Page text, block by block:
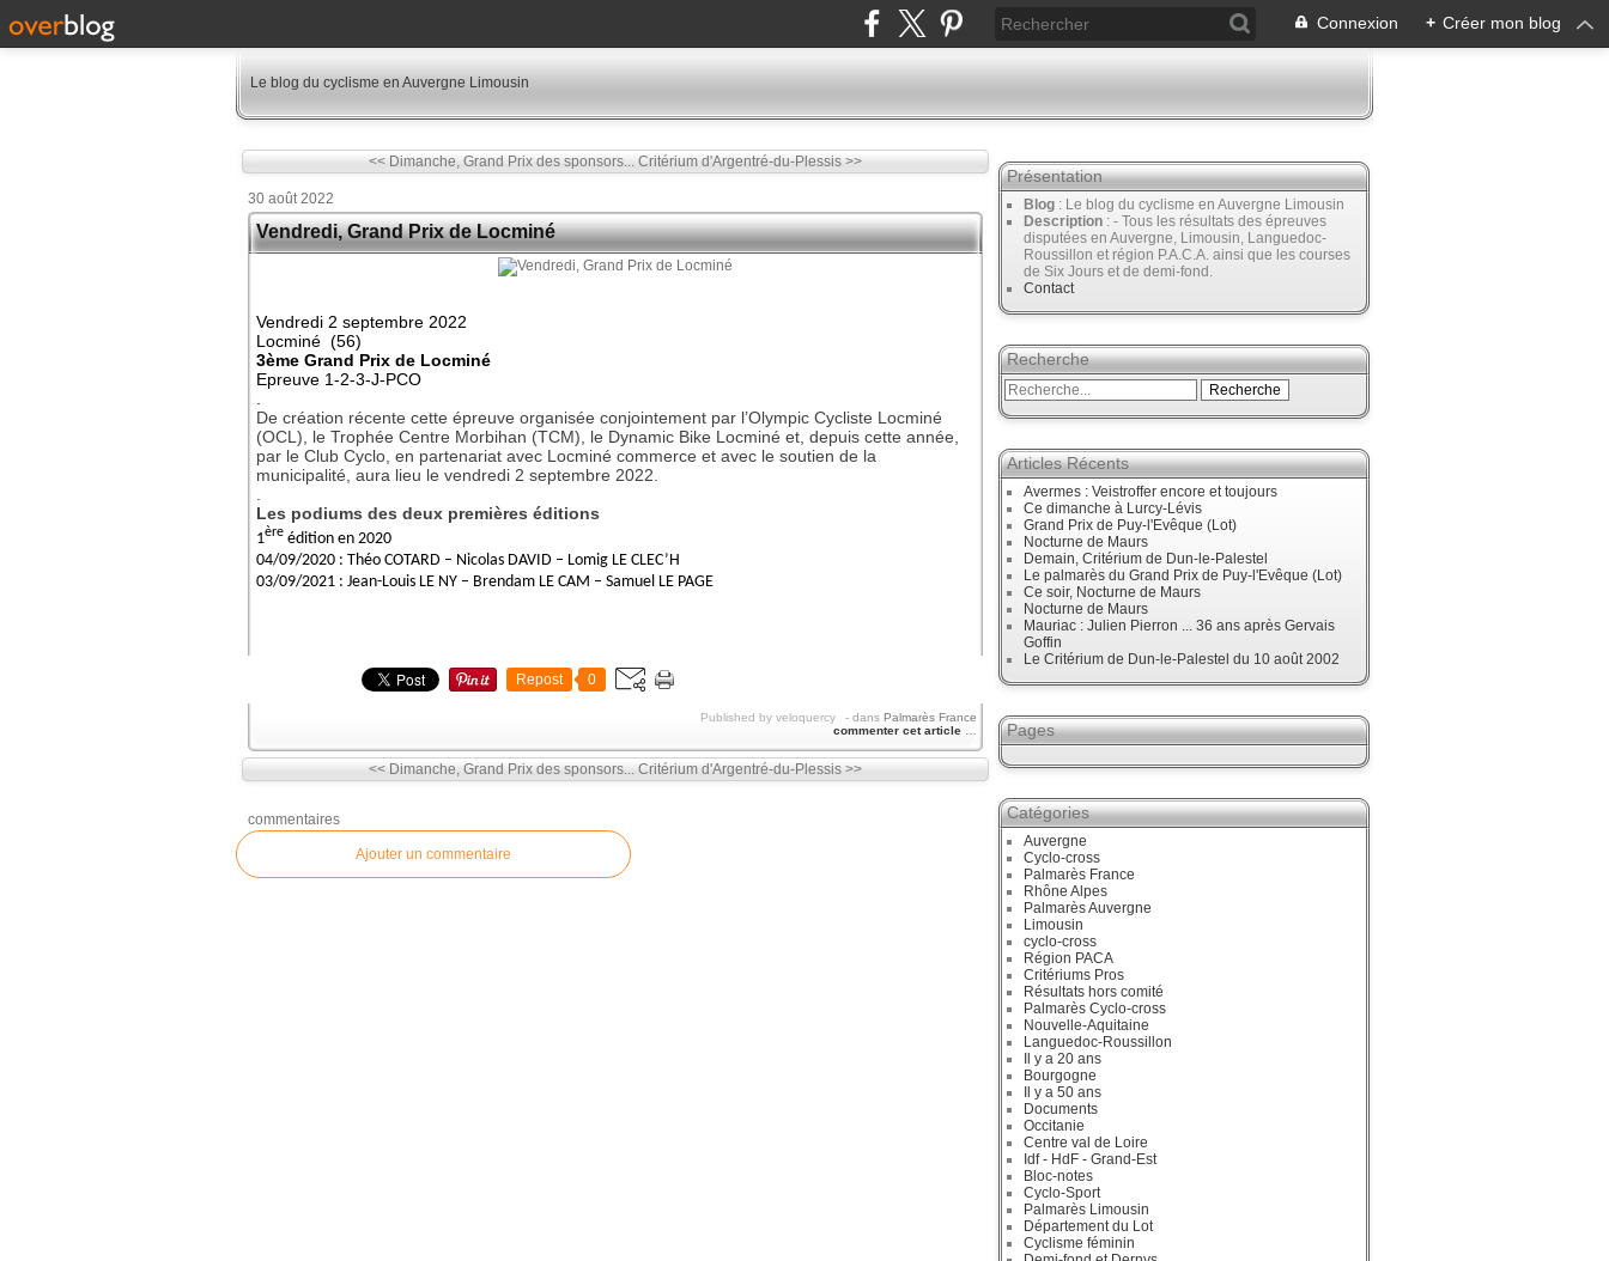
Connexion + Créer mon blog
Le blog du cyclisme en Auvergne Limousin
<< Dimanche, Grand Prix des sponsors... Critérium d'Argentré-du-Plessis >>
30 août 2022
Vendredi, Grand Prix de Locminé
Vendredi 2 septembre 2022
Locminé (56)
3ème Grand Prix de Locminé
Epreuve 1-2-3-J-PCO
De création récente cette épreuve organisée conjointement par l’Olympic Cycliste Locminé
(OCL), le Trophée Centre Morbihan (TCM), le Dynamic Bike Locminé et, depuis cette année,
par le Club Cyclo, en partenariat avec Locminé commerce et avec le soutien de la
municipalité, aura lieu le vendredi 2 septembre 2022.
Les podiums des deux premières éditions
1ère édition en 2020
04/09/2020 : Théo COTARD – Nicolas DAVID – Lomig LE CLEC’H
03/09/2021 : Jean-Louis LE NY – Brendam LE CAM – Samuel LE PAGE
Repost 0
Published by veloquercy - dans Palmarès France
commenter cet article
<< Dimanche, Grand Prix des sponsors... Critérium d'Argentré-du-Plessis >>
commentaires
Ajouter un commentaire
Présentation
Blog : Le blog du cyclisme en Auvergne Limousin
Description : - Tous les résultats des épreuves
disputées en Auvergne, Limousin, Languedoc-
Roussillon et région P.A.C.A. ainsi que les courses
de Six Jours et de demi-fond.
Contact
Recherche
Articles Récents
Avermes : Veistroffer encore et toujours
Ce dimanche à Lurcy-Lévis
Grand Prix de Puy-l'Evêque (Lot)
Nocturne de Maurs
Demain, Critérium de Dun-le-Palestel
Le palmarès du Grand Prix de Puy-l'Evêque (Lot)
Ce soir, Nocturne de Maurs
Nocturne de Maurs
Mauriac : Julien Pierron ... 36 ans après Gervais
Goffin
Le Critérium de Dun-le-Palestel du 10 août 2002
Pages
Catégories
Auvergne
Cyclo-cross
Palmarès France
Rhône Alpes
Palmarès Auvergne
Limousin
cyclo-cross
Région PACA
Critériums Pros
Résultats hors comité
Palmarès Cyclo-cross
Nouvelle-Aquitaine
Languedoc-Roussillon
Il y a 20 ans
Bourgogne
Il y a 50 ans
Documents
Occitanie
Centre val de Loire
Idf - HdF - Grand-Est
Bloc-notes
Cyclo-Sport
Palmarès Limousin
Département du Lot
Cyclisme féminin